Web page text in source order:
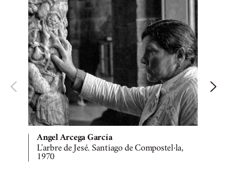
Angel Arcega García
L'arbre de Jesé. Santiago de Compostel·la,
1970